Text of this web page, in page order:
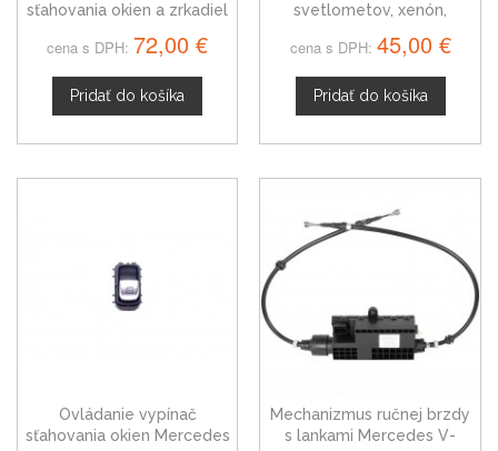
sťahovania okien a zrkadiel
2059050302
cena s DPH: 72,00 €
Pridať do košíka
svetlometov, xenón,
37146860843
cena s DPH: 45,00 €
Pridať do košíka
Ovládanie vypínač
sťahovania okien Mercedes
Mechanizmus ručnej brzdy
s lankami Mercedes V-